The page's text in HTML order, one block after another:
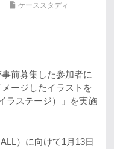
ケーススタディ
前募集した参加者に
ージしたイラストを
ラステージ）」を実施
）に向けて1月13日